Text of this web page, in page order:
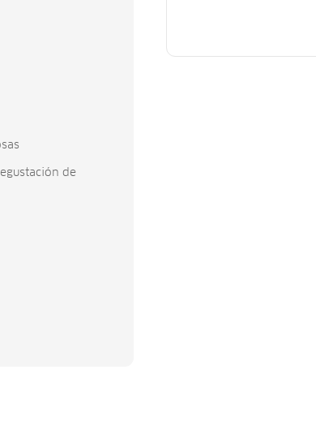
de